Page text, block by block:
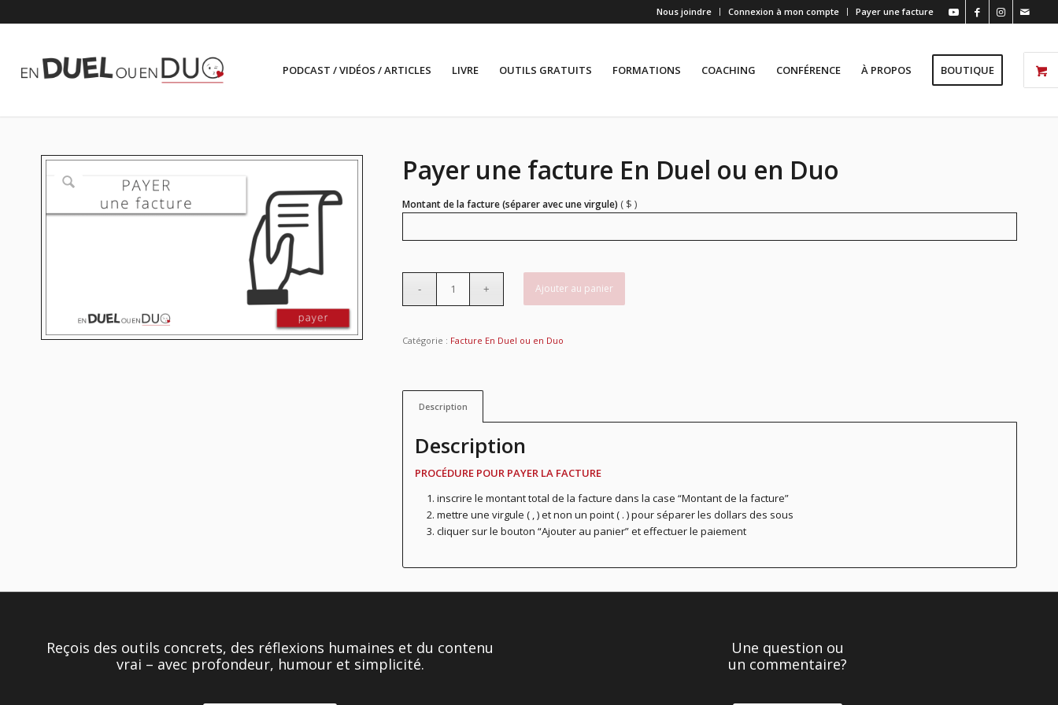
Nous joindre Connexion à mon compte Payer une facture
PODCAST / VIDÉOS / ARTICLES LIVRE OUTILS GRATUITS FORMATIONS COACHING CONFÉRENCE À PROPOS BOUTIQUE
Payer une facture En Duel ou en Duo
Montant de la facture (séparer avec une virgule) ( $ )
Ajouter au panier
Catégorie : Facture En Duel ou en Duo
Description
Description
PROCÉDURE POUR PAYER LA FACTURE
inscrire le montant total de la facture dans la case “Montant de la facture”
mettre une virgule ( , ) et non un point ( . ) pour séparer les dollars des sous
cliquer sur le bouton “Ajouter au panier” et effectuer le paiement
Reçois des outils concrets, des réflexions humaines et du contenu
vrai – avec profondeur, humour et simplicité.
Une question ou
un commentaire?